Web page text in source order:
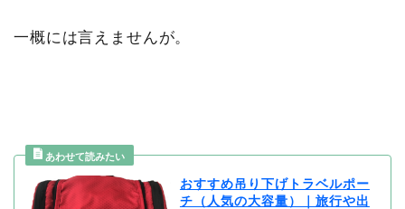
一概には言えませんが。
おすすめ吊り下げトラベルポー
チ（人気の大容量）｜旅行や出